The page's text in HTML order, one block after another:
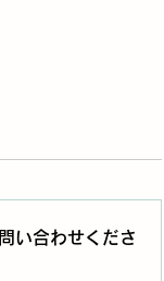
い合わせくださ